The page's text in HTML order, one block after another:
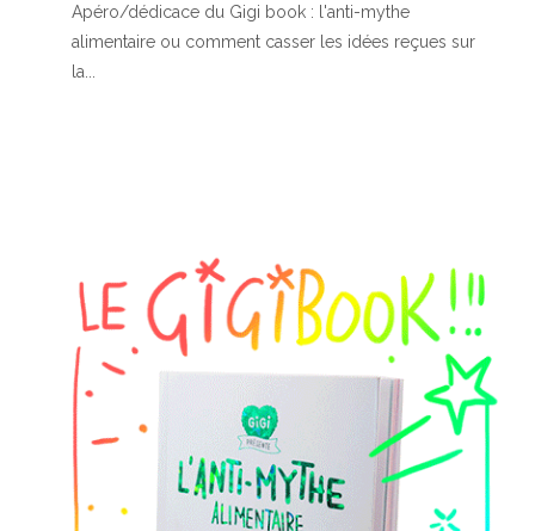
Apéro/dédicace du Gigi book : l'anti-mythe
alimentaire ou comment casser les idées reçues sur
la...